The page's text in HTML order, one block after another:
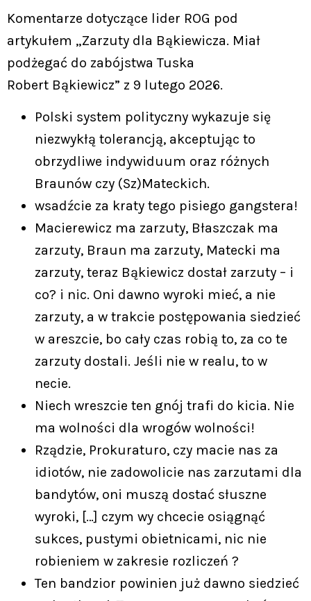
Komentarze dotyczące lider ROG pod
artykułem „Zarzuty dla Bąkiewicza. Miał
podżegać do zabójstwa Tuska
Robert Bąkiewicz” z 9 lutego 2026.
Polski system polityczny wykazuje się
niezwykłą tolerancją, akceptując to
obrzydliwe indywiduum oraz różnych
Braunów czy (Sz)Mateckich.
wsadźcie za kraty tego pisiego gangstera!
Macierewicz ma zarzuty, Błaszczak ma
zarzuty, Braun ma zarzuty, Matecki ma
zarzuty, teraz Bąkiewicz dostał zarzuty – i
co? i nic. Oni dawno wyroki mieć, a nie
zarzuty, a w trakcie postępowania siedzieć
w areszcie, bo cały czas robią to, za co te
zarzuty dostali. Jeśli nie w realu, to w
necie.
Niech wreszcie ten gnój trafi do kicia. Nie
ma wolności dla wrogów wolności!
Rządzie, Prokuraturo, czy macie nas za
idiotów, nie zadowolicie nas zarzutami dla
bandytów, oni muszą dostać słuszne
wyroki, […] czym wy chcecie osiągnąć
sukces, pustymi obietnicami, nic nie
robieniem w zakresie rozliczeń ?
Ten bandzior powinien już dawno siedzieć